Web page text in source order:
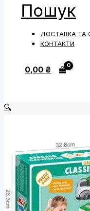
Пошук
ДОСТАВКА ТА
КОНТАКТИ
0,00 ₴
🔍